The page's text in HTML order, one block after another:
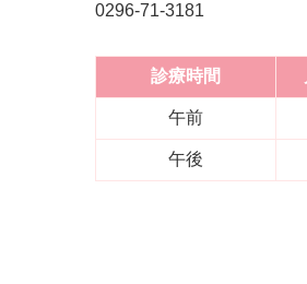
0296-71-3181
診療時間
午前
午後